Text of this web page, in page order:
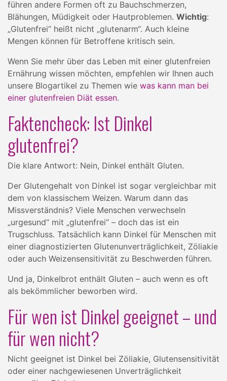
führen andere Formen oft zu Bauchschmerzen,
Blähungen, Müdigkeit oder Hautproblemen. Wichtig:
„Glutenfrei“ heißt nicht „glutenarm“. Auch kleine
Mengen können für Betroffene kritisch sein.
Wenn Sie mehr über das Leben mit einer glutenfreien
Ernährung wissen möchten, empfehlen wir Ihnen auch
unsere Blogartikel zu Themen wie was kann man bei
einer glutenfreien Diät essen.
Faktencheck: Ist Dinkel
glutenfrei?
Die klare Antwort: Nein, Dinkel enthält Gluten.
Der Glutengehalt von Dinkel ist sogar vergleichbar mit
dem von klassischem Weizen. Warum dann das
Missverständnis? Viele Menschen verwechseln
„urgesund“ mit „glutenfrei“ – doch das ist ein
Trugschluss. Tatsächlich kann Dinkel für Menschen mit
einer diagnostizierten Glutenunverträglichkeit, Zöliakie
oder auch Weizensensitivität zu Beschwerden führen.
Und ja, Dinkelbrot enthält Gluten – auch wenn es oft
als bekömmlicher beworben wird.
Für wen ist Dinkel geeignet – und
für wen nicht?
Nicht geeignet ist Dinkel bei Zöliakie, Glutensensitivität
oder einer nachgewiesenen Unverträglichkeit